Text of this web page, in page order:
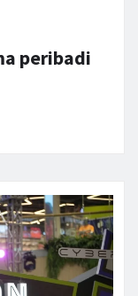
peribadi